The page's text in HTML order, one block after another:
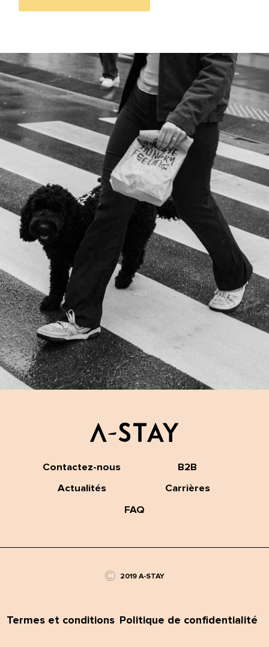
Contactez-nous
B2B
Actualités
Carrières
FAQ
© 2019 A-STAY
Termes et conditions Politique de confidentialité